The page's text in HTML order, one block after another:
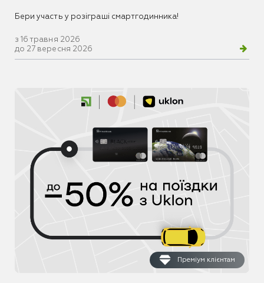
Бери участь у розіграші смартгодинника!
з 16 травня 2026
до 27 вересня 2026
Преміум клієнтам